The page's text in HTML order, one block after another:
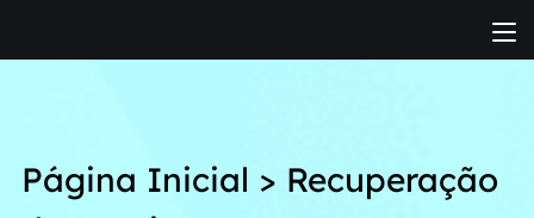
Página Inicial > Recuperação